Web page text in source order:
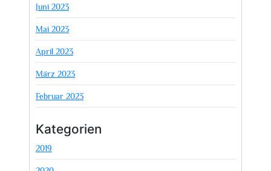
Juni 2023
Mai 2023
April 2023
März 2023
Februar 2023
Kategorien
2019